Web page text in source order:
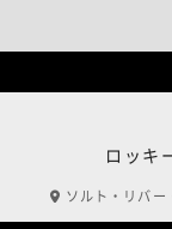
ロッキ
ソルト・リバ